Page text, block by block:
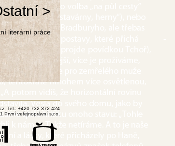
>
literární práce
, Tel.: +420 732 372 424
První veřejnoprávní s.r.o.